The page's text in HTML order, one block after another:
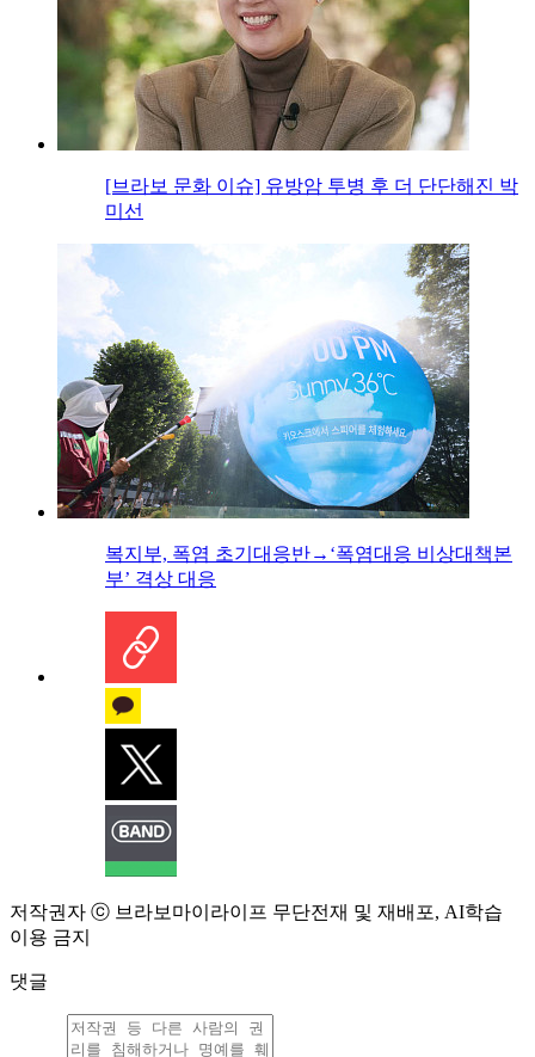
[브라보 문화 이슈] 유방암 투병 후 더 단단해진 박
미선
복지부, 폭염 초기대응반→‘폭염대응 비상대책본
부’ 격상 대응
저작권자 ⓒ 브라보마이라이프 무단전재 및 재배포, AI학습
이용 금지
댓글